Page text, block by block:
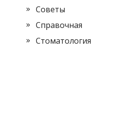
Советы
Справочная
Стоматология